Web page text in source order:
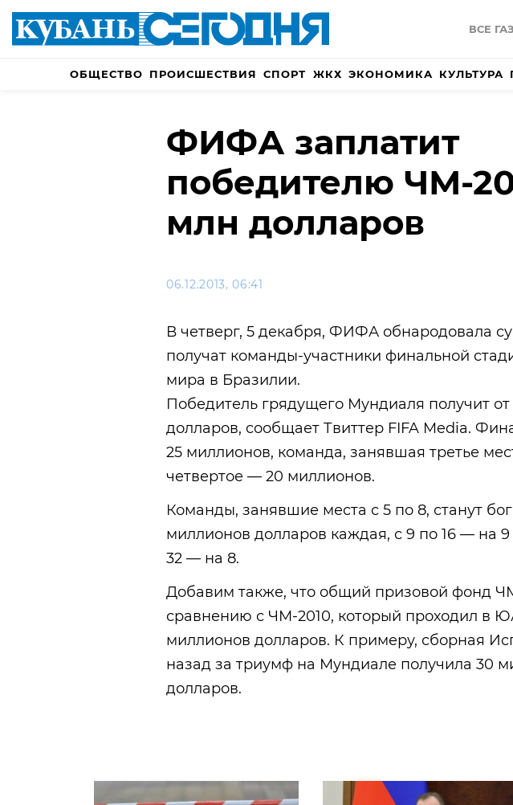
ВСЕ
ОБЩЕСТВО ПРОИСШЕСТВИЯ СПОРТ ЖКХ ЭКОНОМИКА КУЛЬТУРА
ФИФА заплатит
победителю ЧМ-
млн долларов
06.12.2013, 06:41
В четверг, 5 декабря, ФИФА обнародовала
получат команды-участники финальной
мира в Бразилии.
Победитель грядущего Мундиаля получит
долларов, сообщает Твиттер FIFA Media.
25 миллионов, команда, занявшая третье
четвертое — 20 миллионов.
Команды, занявшие места с 5 по 8, станут
миллионов долларов каждая, с 9 по 16 — на
32 — на 8.
Добавим также, что общий призовой фонд
сравнению с ЧМ-2010, который проходил в
миллионов долларов. К примеру, сборная
назад за триумф на Мундиале получила 30
долларов.